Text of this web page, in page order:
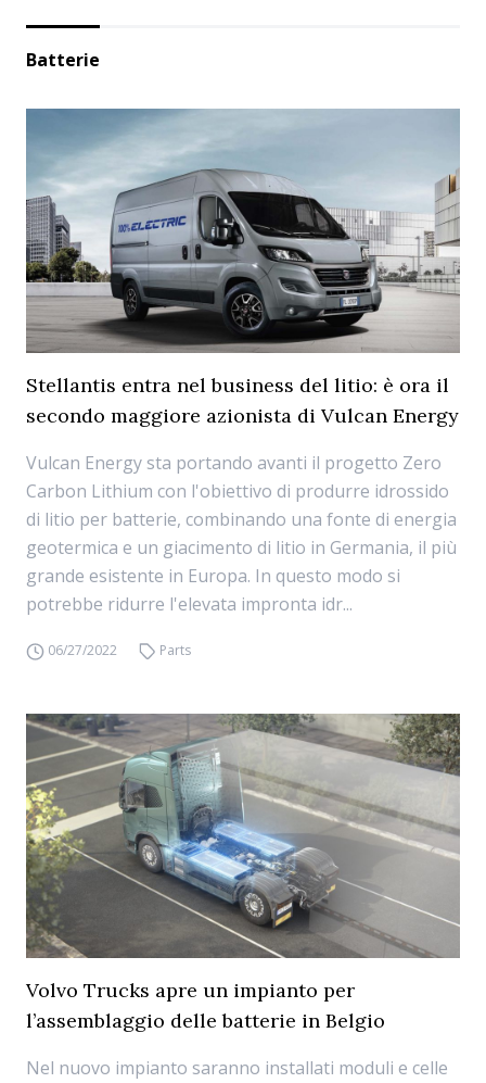
Batterie
Stellantis entra nel business del litio: è ora il
secondo maggiore azionista di Vulcan Energy
Vulcan Energy sta portando avanti il progetto Zero
Carbon Lithium con l'obiettivo di produrre idrossido
di litio per batterie, combinando una fonte di energia
geotermica e un giacimento di litio in Germania, il più
grande esistente in Europa. In questo modo si
potrebbe ridurre l'elevata impronta idr...
06/27/2022 Parts
Volvo Trucks apre un impianto per
l’assemblaggio delle batterie in Belgio
Nel nuovo impianto saranno installati moduli e celle